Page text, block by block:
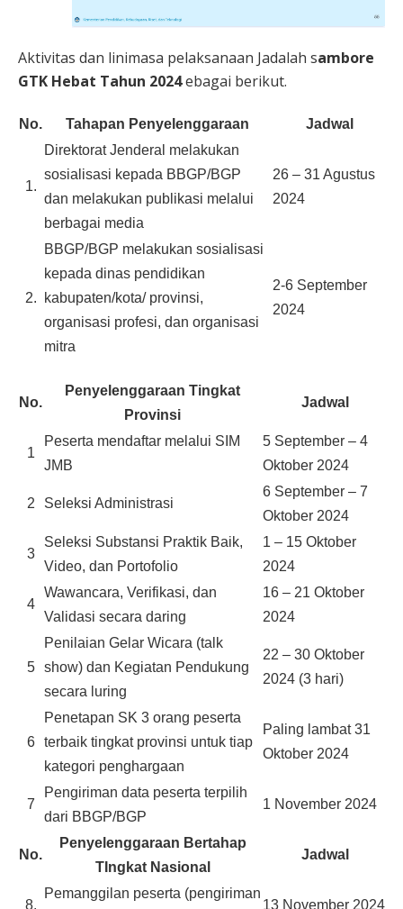
Aktivitas dan linimasa pelaksanaan Jadalah sambore
GTK Hebat Tahun 2024ebagai berikut.
No. Tahapan Penyelenggaraan Jadwal
1.
Direktorat Jenderal melakukan
sosialisasi kepada BBGP/BGP
dan melakukan publikasi melalui
berbagai media
26 – 31 Agustus
2024
2.
BBGP/BGP melakukan sosialisasi
kepada dinas pendidikan
kabupaten/kota/ provinsi,
organisasi profesi, dan organisasi
mitra
2-6 September
2024
No.
Penyelenggaraan Tingkat
Provinsi
Jadwal
1
Peserta mendaftar melalui SIM
JMB
5 September – 4
Oktober 2024
2 Seleksi Administrasi
6 September – 7
Oktober 2024
3
Seleksi Substansi Praktik Baik,
Video, dan Portofolio
1 – 15 Oktober
2024
4
Wawancara, Verifikasi, dan
Validasi secara daring
16 – 21 Oktober
2024
5
Penilaian Gelar Wicara (talk
show) dan Kegiatan Pendukung
secara luring
22 – 30 Oktober
2024 (3 hari)
6
Penetapan SK 3 orang peserta
terbaik tingkat provinsi untuk tiap
kategori penghargaan
Paling lambat 31
Oktober 2024
7
Pengiriman data peserta terpilih
dari BBGP/BGP
1 November 2024
No.
Penyelenggaraan Bertahap
TIngkat Nasional
Jadwal
8.
Pemanggilan peserta (pengiriman
13 November 2024